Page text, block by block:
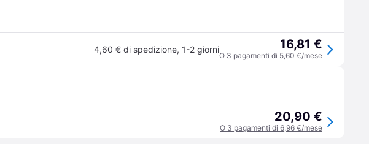
4,60 € di spedizione, 1-2 giorni 16,81 €
O 3 pagamenti di 5,60 €/mese
20,90 €
O 3 pagamenti di 6,96 €/mese